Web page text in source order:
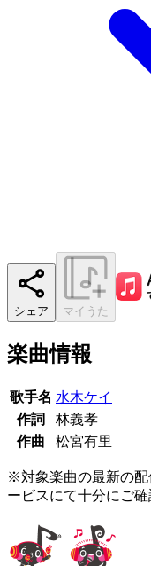
シェア マイうた
楽曲情報
歌手名 水木ケイ
作詞
林義孝
作曲
松宮有里
※対象楽曲の最新の配
ービスにて十分にご